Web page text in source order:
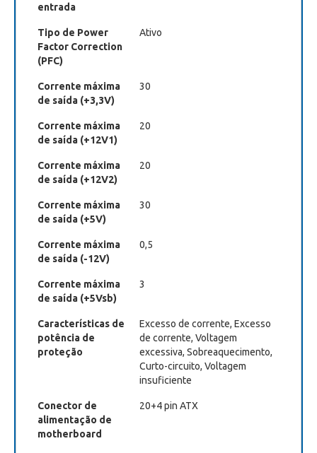
entrada
Tipo de Power
Factor Correction
(PFC)
Ativo
Corrente máxima
de saída (+3,3V)
30
Corrente máxima
de saída (+12V1)
20
Corrente máxima
de saída (+12V2)
20
Corrente máxima
de saída (+5V)
30
Corrente máxima
de saída (-12V)
0,5
Corrente máxima
de saída (+5Vsb)
3
Características de
potência de
proteção
Excesso de corrente, Excesso
de corrente, Voltagem
excessiva, Sobreaquecimento,
Curto-circuito, Voltagem
insuficiente
Conector de
alimentação de
motherboard
20+4 pin ATX